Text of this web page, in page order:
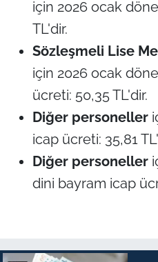
için 2026 ocak
TL'dir.
Sözleşmeli Lise
için 2026 ocak
ücreti: 50,35 TL'dir.
Diğer personeller
icap ücreti: 35,81
Diğer personeller
dini bayram icap